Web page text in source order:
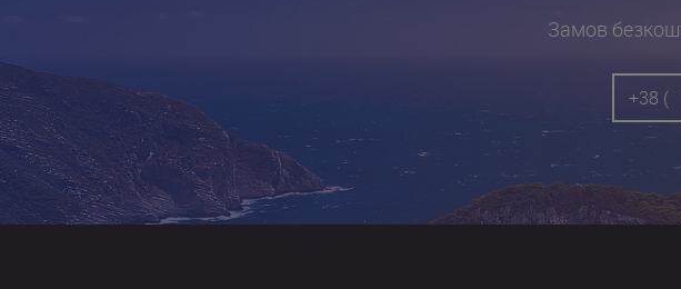
Замов